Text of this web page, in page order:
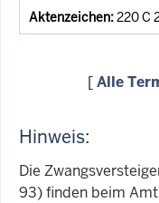
220 C
[Alle
Hinweis:
Die
93) finden beim